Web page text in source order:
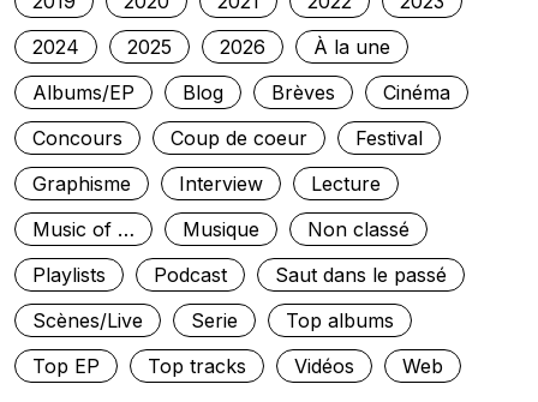
2024
2025 2026
À la une
Albums/EP
Blog Brèves
Cinéma
Concours
Coup de coeur
Festival
Graphisme
Interview
Lecture
Music of …
Musique
Non classé
Playlists
Podcast
Saut dans le passé
Scènes/Live
Serie
Top albums
Top EP
Top tracks Vidéos Web